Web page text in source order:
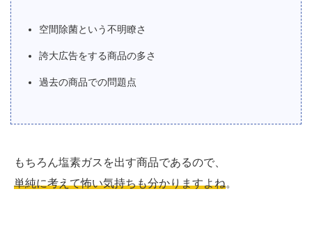
空間除菌という不明瞭さ
誇大広告をする商品の多さ
過去の商品での問題点
もちろん塩素ガスを出す商品であるので、
単純に考えて怖い気持ちも分かりますよね。